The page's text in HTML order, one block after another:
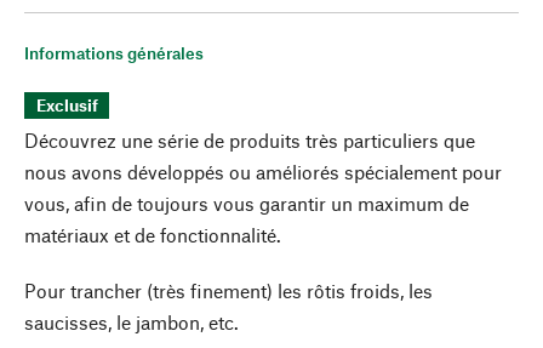
Informations générales
Exclusif
Découvrez une série de produits très particuliers que
nous avons développés ou améliorés spécialement pour
vous, afin de toujours vous garantir un maximum de
matériaux et de fonctionnalité.
Pour trancher (très finement) les rôtis froids, les
saucisses, le jambon, etc.